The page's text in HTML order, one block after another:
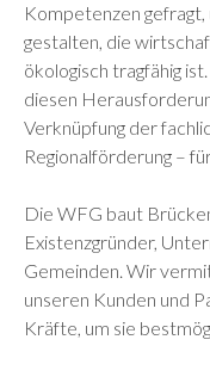
Kompetenzen gefragt,
gestalten, die
ökologisch tragfähig
diesen
Verknüpfung der
Regionalförderung –
Die WFG baut
Existenzgründer,
Gemeinden. Wir
unseren Kunden und
Kräfte, um sie